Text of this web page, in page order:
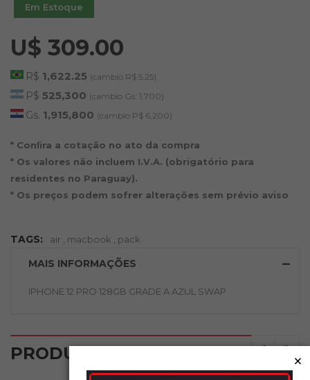
Em Estoque
U$ 309.00
R$ 1,622.25 (cambio R$ 5.25)
P$ 525,300 (cambio Gs. 1,700)
Gs. 1,915,800 (cambio P$ 6,200)
* Conﬁra a cotação no ato da compra
* Os valores não incluem I.V.A. (obrigatório para
residentes no Paraguay).
* Os preços podem sofrer alterações sem prévio aviso
TAGS: air , macbook , pack
MAIS INFORMAÇÕES
IPHONE 12 PRO 128GB GRADE A AZUL SWAP
PRODUTOS RELACIONADOS ‹ ›
×